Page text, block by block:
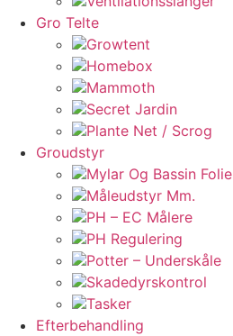
Gro Telte
Growtent
Homebox
Mammoth
Secret Jardin
Plante Net / Scrog
Groudstyr
Mylar Og Bassin Folie
Måleudstyr Mm.
PH – EC Målere
PH Regulering
Potter – Underskåle
Skadedyrskontrol
Tasker
Efterbehandling